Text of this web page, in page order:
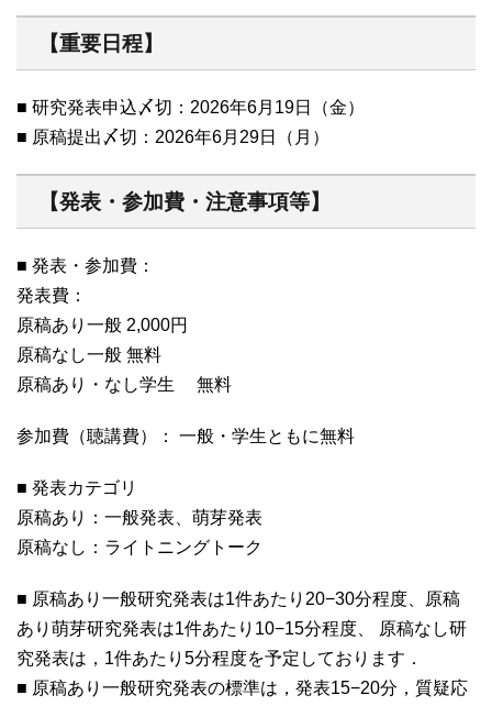
【重要日程】
■ 研究発表申込〆切：2026年6月19日（金）
■ 原稿提出〆切：2026年6月29日（月）
【発表・参加費・注意事項等】
■ 発表・参加費：
発表費：
原稿あり一般 2,000円
原稿なし一般 無料
原稿あり・なし学生 無料
参加費（聴講費）： 一般・学生ともに無料
■ 発表カテゴリ
原稿あり：一般発表、萌芽発表
原稿なし：ライトニングトーク
■ 原稿あり一般研究発表は1件あたり20−30分程度、原稿
あり萌芽研究発表は1件あたり10−15分程度、 原稿なし研
究発表は，1件あたり5分程度を予定しております．
■ 原稿あり一般研究発表の標準は，発表15−20分，質疑応